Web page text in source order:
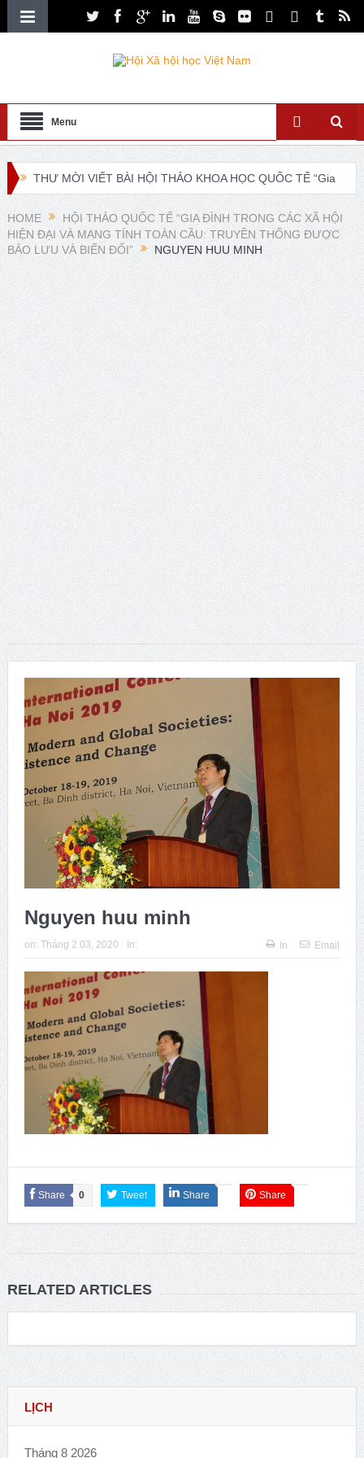
Menu
THƯ MỜI VIẾT BÀI HỘI THẢO KHOA HỌC QUỐC TẾ “Gia
đình Châu Á trong bối cảnh hội nhập quốc tế và chuyển đổi
số”
XXI ISA World Congress of Sociology Global Sociology in
Turbulent Times July 4 – 10, 2027
Lễ ra mắt Chi hội xã hội học giáo dục và Tọa đàm khoa
học “Các vấn đề nổi bật trong nghiên cứu về xã hội học giáo
dục”.
Young People’s (Self-)Positioning in the World:
Subjectivities, Discourses, and Inequalities
Presidential Corner – Geoffrey Pleyers ISA President 2023-
2027
ISA World Congress of Sociology – Request for Proposals
for hosting the XXII ISA World Congress of Sociology in 2031
Hội thảo về FRANÇOIS HOUTART nhân kỷ niệm 100 năm
ngày sinh của ông
dân tộc
Issue 244, October 2025. News from ISA
Thời sự Hà Nội 15h ngày 8/7/2025: Thủ tướng đề xuất giải
pháp về môi trường, y tế tại BRICS
HOME
HỘI THẢO QUỐC TẾ “GIA ĐÌNH TRONG CÁC XÃ HỘI
HIỆN ĐẠI VÀ MANG TÍNH TOÀN CẦU: TRUYỀN THỐNG ĐƯỢC
BẢO LƯU VÀ BIẾN ĐỔI”
NGUYEN HUU MINH
Nguyen huu minh
on: Tháng 2 03, 2020 In: In Email
Share 0 Tweet Share Share
RELATED ARTICLES
LỊCH
Tháng 8 2026